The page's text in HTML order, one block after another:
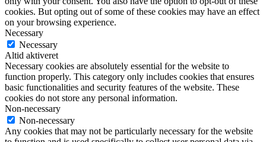
cookies. But opting out of some of these cookies may have an effect
on your browsing experience.
Necessary
Necessary
Altid aktiveret
Necessary cookies are absolutely essential for the website to
function properly. This category only includes cookies that ensures
basic functionalities and security features of the website. These
cookies do not store any personal information.
Non-necessary
Non-necessary
Any cookies that may not be particularly necessary for the website